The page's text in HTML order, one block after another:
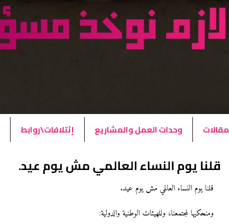
مقالات وحدات العمل والمشاريع إئتلافات\روابط
قلنا يوم النساء العالمي مش يوم عيد.
قلنا يوم النساء العالمي مش يوم عيد.
ومنحكيها لمجتمعنا، وللهيئات الوطنية والدولية: